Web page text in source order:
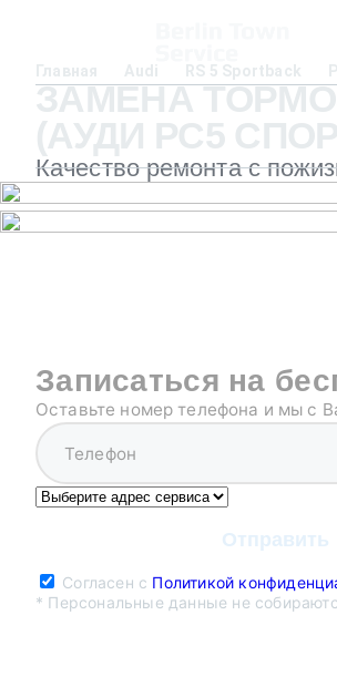
Главная Audi RS 5 Sportback
ЗАМЕНА
(АУДИ РС5
Качество ремонта с
Записаться на
Оставьте номер телефона и мы с
Согласен с Политикой
* Персональные данные не